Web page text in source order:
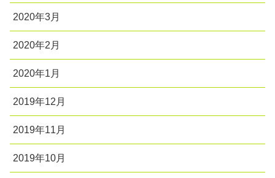
2020年3月
2020年2月
2020年1月
2019年12月
2019年11月
2019年10月